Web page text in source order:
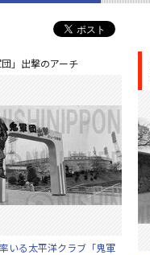
団」出撃のアーチ
いる太平洋クラブ「鬼軍